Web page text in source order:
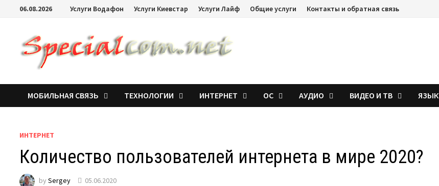
06.08.2026 Услуги Водафон Услуги Киевстар Услуги Лайф Общие услуги Контакты и обратная связь
МОБИЛЬНАЯ СВЯЗЬ ТЕХНОЛОГИИ ИНТЕРНЕТ ОС АУДИО ВИДЕО И ТВ ЯЗЫК
ИНТЕРНЕТ
Количество пользователей интернета в мире 2020?
bySergey 05.06.2020